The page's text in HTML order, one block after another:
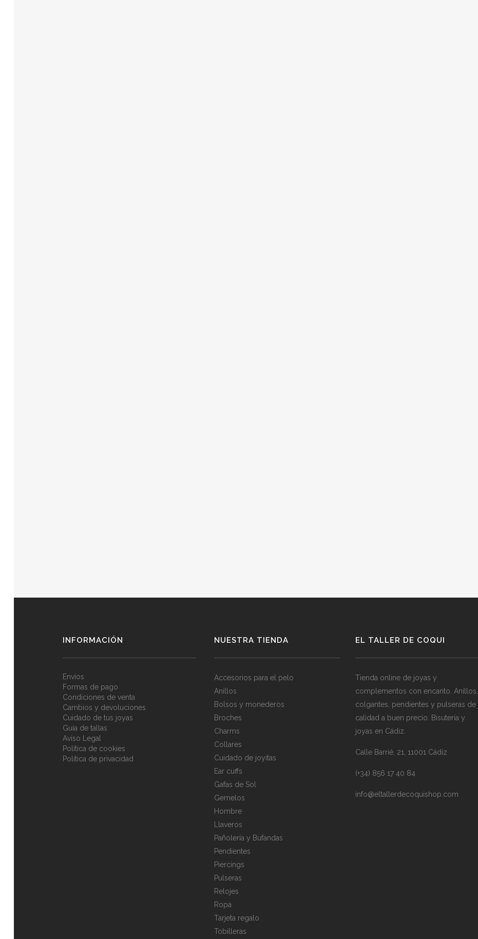
INFORMACIÓN
Envíos
Formas de pago
Condiciones de venta
Cambios y devoluciones
Cuidado de tus joyas
Guía de tallas
Aviso Legal
Política de cookies
Política de privacidad
NUESTRA TIENDA
Accesorios para el pelo
Anillos
Bolsos y monederos
Broches
Charms
Collares
Cuidado de joyitas
Ear cuffs
Gafas de Sol
Gemelos
Hombre
Llaveros
Pañolería y Bufandas
Pendientes
Piercings
Pulseras
Relojes
Ropa
Tarjeta regalo
Tobilleras
EL TALLER DE COQUI
Tienda online de joyas y
complementos con encanto. Anillos,
colgantes, pendientes y pulseras de
calidad a buen precio. Bisutería y
joyas en Cádiz.
Calle Barrié, 21, 11001 Cádiz
(+34) 856 17 40 84
info@eltallerdecoquishop.com